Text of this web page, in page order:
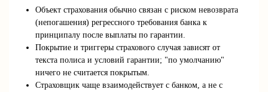
Объект страхования обычно связан с риском невозврата
(непогашения) регрессного требования банка к
принципалу после выплаты по гарантии.
Покрытие и триггеры страхового случая зависят от
текста полиса и условий гарантии; "по умолчанию"
ничего не считается покрытым.
Страховщик чаще взаимодействует с банком, а не с